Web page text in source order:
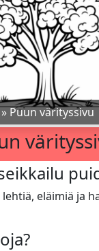
Puun värityssivu
eläimiä ja